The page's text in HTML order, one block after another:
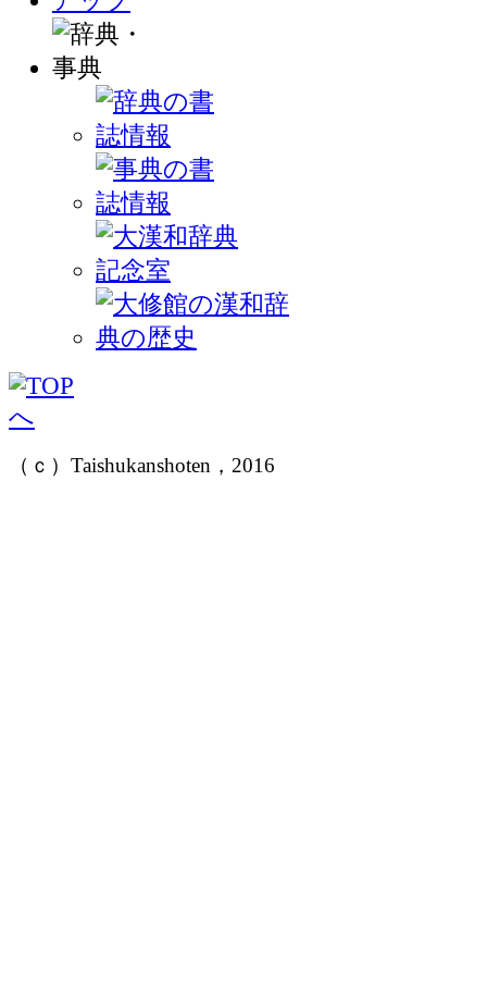
（ｃ）Taishukanshoten，2016